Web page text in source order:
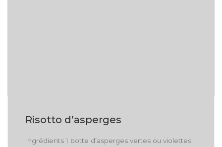
Risotto d’asperges
Ingrédients 1 botte d’asperges vertes ou violettes